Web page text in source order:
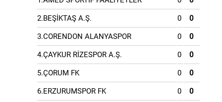
2.BEŞİKTAŞ A.Ş. 0 0
3.CORENDON ALANYASPOR 0 0
4.ÇAYKUR RİZESPOR A.Ş. 0 0
5.ÇORUM FK 0 0
6.ERZURUMSPOR FK 0 0